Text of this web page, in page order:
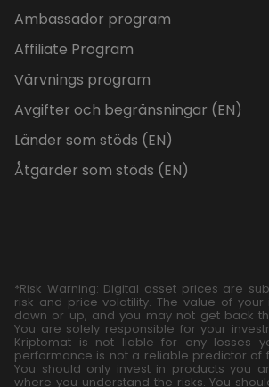
Ambassador program
Affiliate Program
Värvnings program
Avgifter och begränsningar (EN)
Länder som stöds (EN)
Åtgärder som stöds (EN)
*Risk Warning: Digital asset prices are
risk and price volatility. The value of
down or up, and you may not get back
You are solely responsible for your
Kriptomat is not liable for any losses
performance is not a reliable predictor of
You should only invest in products you
where you understand the risks. You